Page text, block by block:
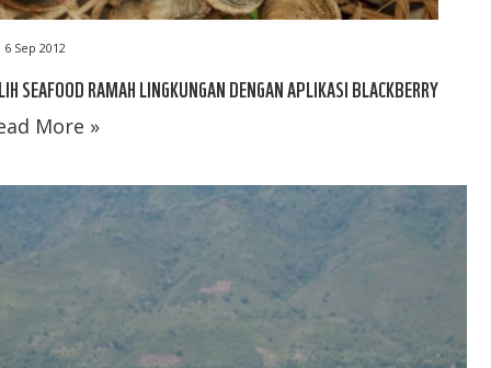
6 Sep 2012
SEAFOOD RAMAH LINGKUNGAN DENGAN APLIKASI BLACKBERRY
More »